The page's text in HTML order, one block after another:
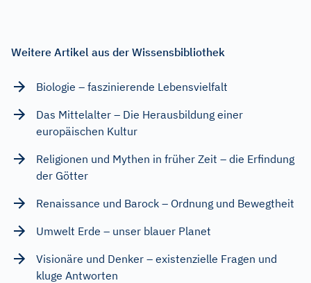
Weitere Artikel aus der Wissensbibliothek
Biologie – faszinierende Lebensvielfalt
Das Mittelalter – Die Herausbildung einer
europäischen Kultur
Religionen und Mythen in früher Zeit – die Erfindung
der Götter
Renaissance und Barock – Ordnung und Bewegtheit
Umwelt Erde – unser blauer Planet
Visionäre und Denker – existenzielle Fragen und
kluge Antworten